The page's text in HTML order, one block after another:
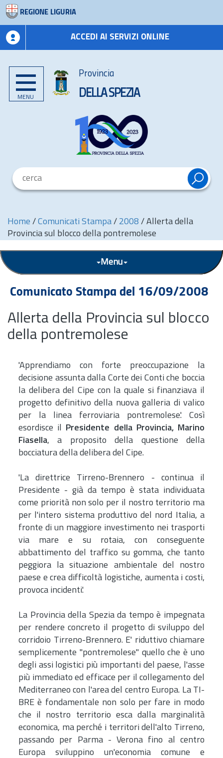
REGIONE LIGURIA
ACCEDI AI SERVIZI ONLINE
MENU
Provincia
DELLA SPEZIA
Home / Comunicati Stampa / 2008 / Allerta della
Provincia sul blocco della pontremolese
Menu
Comunicato Stampa del 16/09/2008
Allerta della Provincia sul blocco
della pontremolese
'Apprendiamo con forte preoccupazione la
decisione assunta dalla Corte dei Conti che boccia
la delibera del Cipe con la quale si finanziava il
progetto definitivo della nuova galleria di valico
per la linea ferroviaria pontremolese.' Così
esordisce il Presidente della Provincia, Marino
Fiasella, a proposito della questione della
bocciatura della delibera del Cipe.
'La direttrice Tirreno-Brennero - continua il
Presidente - già da tempo è stata individuata
come priorità non solo per il nostro territorio ma
per l'intero sistema produttivo del nord Italia, a
fronte di un maggiore investimento nei trasporti
via mare e su rotaia, con conseguente
abbattimento del traffico su gomma, che tanto
peggiora la situazione ambientale del nostro
paese e crea difficoltà logistiche, aumenta i costi,
provoca incidenti.'
La Provincia della Spezia da tempo è impegnata
per rendere concreto il progetto di sviluppo del
corridoio Tirreno-Brennero. E' riduttivo chiamare
semplicemente "pontremolese" quello che è uno
degli assi logistici più importanti del paese, l'asse
più immediato ed efficace per il collegamento del
Mediterraneo con l'area del centro Europa. La TI-
BRE è fondamentale non solo per fare in modo
che il nostro territorio esca dalla marginalità
economica, ma perché i territori dell'alto Tirreno,
passando per Parma - Verona fino al centro
Europa sviluppino un'economia comune e